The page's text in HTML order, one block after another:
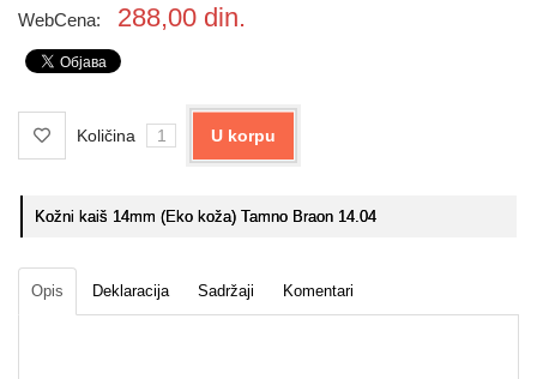
WebCena: 288,00 din.
Količina U korpu
Kožni kaiš 14mm (Eko koža) Tamno Braon 14.04
Opis Deklaracija Sadržaji Komentari